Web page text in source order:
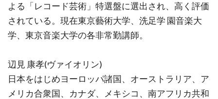
よる「レコード芸術」特選盤に選出され、高く評価
されている。現在東京藝術大学、洗足学 園音楽大
学、東京音楽大学の各非常勤講師。
辺見 康孝(ヴァイオリン)
日本をはじめヨーロッパ諸国、オーストラリア、ア
メリカ合衆国、カナダ、メキシコ、南アフリカ共和